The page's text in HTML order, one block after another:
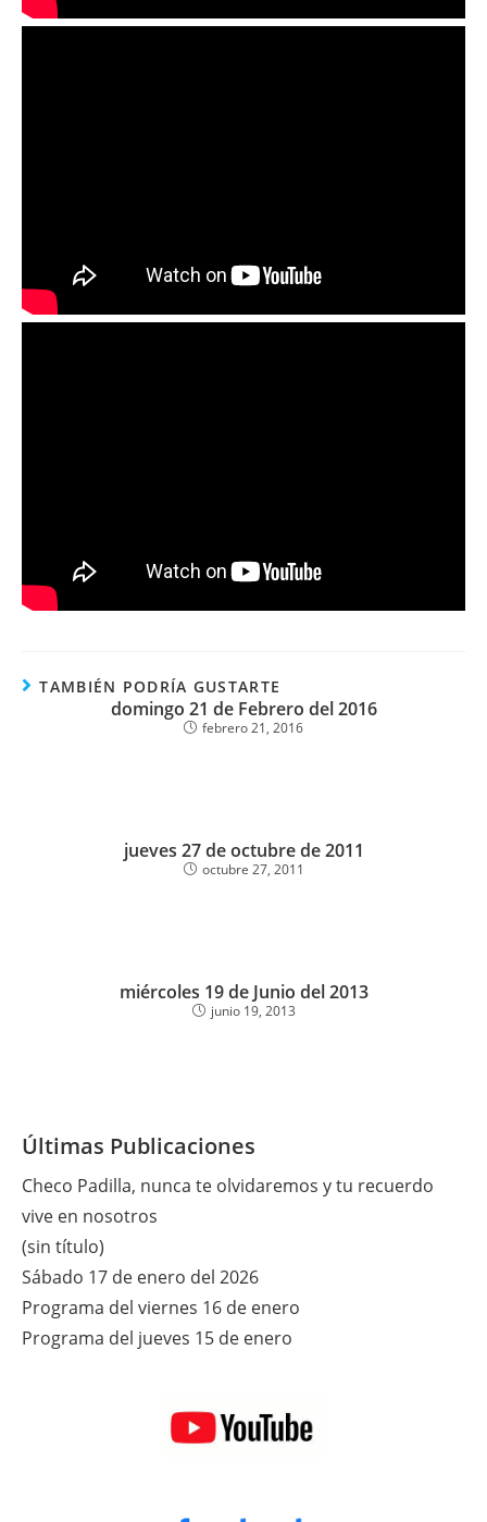
TAMBIÉN PODRÍA GUSTARTE
domingo 21 de Febrero del 2016
febrero 21, 2016
jueves 27 de octubre de 2011
octubre 27, 2011
miércoles 19 de Junio del 2013
junio 19, 2013
Últimas Publicaciones
Checo Padilla, nunca te olvidaremos y tu recuerdo
vive en nosotros
(sin título)
Sábado 17 de enero del 2026
Programa del viernes 16 de enero
Programa del jueves 15 de enero